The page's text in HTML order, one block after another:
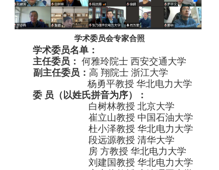
学术委员会专家合照
学术委员名单：
主任委员 ： 何雅玲院士 西安交通大学
副主任委员 ： 高 翔院士 浙江大学
杨勇平教授 华北电力大学
委 员（以姓氏拼音为序）：
白树林教授 北京大学
崔立山教授 中国石油大学
杜小泽教授 华北电力大学
段远源教授 清华大学
房 方教授 华北电力大学
刘建国教授 华北电力大学